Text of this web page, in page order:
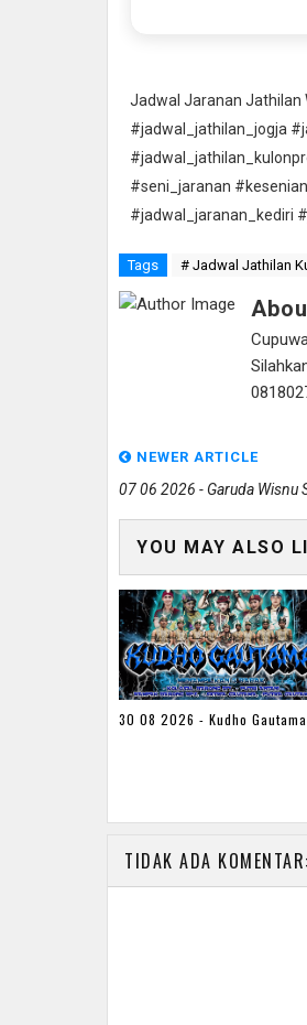
Jadwal Jaranan Jathilan
#jadwal_jathilan_jogja
#seni_jaranan
#jadwal_jaranan_kediri
Tags # Jadwal Jathilan
NEWER ARTICLE
07 06 2026 - Garuda Wisnu
YOU MAY ALSO
30 08 2026 - Kudho Gautama
TIDAK ADA KOMENTAR: